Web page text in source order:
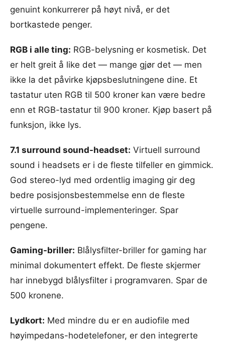
genuint konkurrerer på høyt nivå, er det
bortkastede penger.
RGB i alle ting: RGB-belysning er kosmetisk. Det
er helt greit å like det — mange gjør det — men
ikke la det påvirke kjøpsbeslutningene dine. Et
tastatur uten RGB til 500 kroner kan være bedre
enn et RGB-tastatur til 900 kroner. Kjøp basert på
funksjon, ikke lys.
7.1 surround sound-headset: Virtuell surround
sound i headsets er i de fleste tilfeller en gimmick.
God stereo-lyd med ordentlig imaging gir deg
bedre posisjonsbestemmelse enn de fleste
virtuelle surround-implementeringer. Spar
pengene.
Gaming-briller: Blålysfilter-briller for gaming har
minimal dokumentert effekt. De fleste skjermer
har innebygd blålysfilter i programvaren. Spar de
500 kronene.
Lydkort: Med mindre du er en audiofile med
høyimpedans-hodetelefoner, er den integrerte